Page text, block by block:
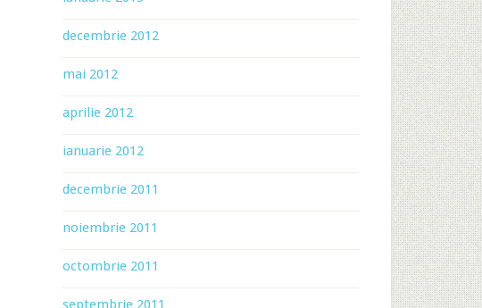
decembrie 2012
mai 2012
aprilie 2012
ianuarie 2012
decembrie 2011
noiembrie 2011
octombrie 2011
septembrie 2011